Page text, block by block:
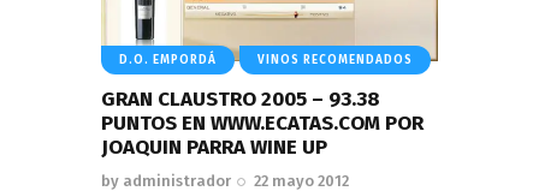
D.O. EMPORDÁ VINOS RECOMENDADOS
GRAN CLAUSTRO 2005 – 93.38
PUNTOS EN WWW.ECATAS.COM POR
JOAQUIN PARRA WINE UP
by administrador 22 mayo 2012